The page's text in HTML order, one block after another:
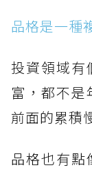
品格是一種
投資領域有
富，都不是
前面的累積
品格也有點